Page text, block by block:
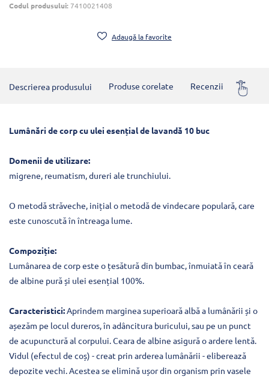
Codul produsului:7410021408
Adaugă la favorite
Descrierea produsului Produse corelate Recenzii
Lumânări de corp cu ulei esențial de lavandă 10 buc
Domenii de utilizare:
migrene, reumatism, dureri ale trunchiului.
O metodă străveche, inițial o metodă de vindecare populară, care
este cunoscută în întreaga lume.
Compoziție:
Lumânarea de corp este o țesătură din bumbac, înmuiată în ceară
de albine pură și ulei esențial 100%.
Caracteristici:Aprindem marginea superioară albă a lumânării și o
așezăm pe locul dureros, în adâncitura buricului, sau pe un punct
de acupunctură al corpului. Ceara de albine asigură o ardere lentă.
Vidul (efectul de coș) - creat prin arderea lumânării - eliberează
depozite vechi. Acestea se elimină ușor din organism prin vasele